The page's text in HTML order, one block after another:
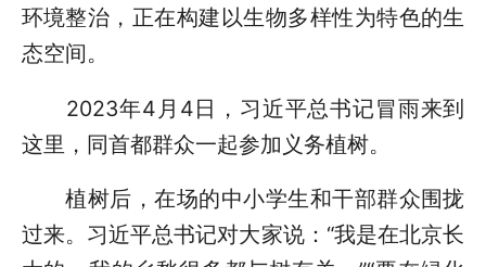
环境整治，正在构建以生物多样性为特色的生
态空间。
2023年4月4日，习近平总书记冒雨来到
这里，同首都群众一起参加义务植树。
植树后，在场的中小学生和干部群众围拢
过来。习近平总书记对大家说：“我是在北京长